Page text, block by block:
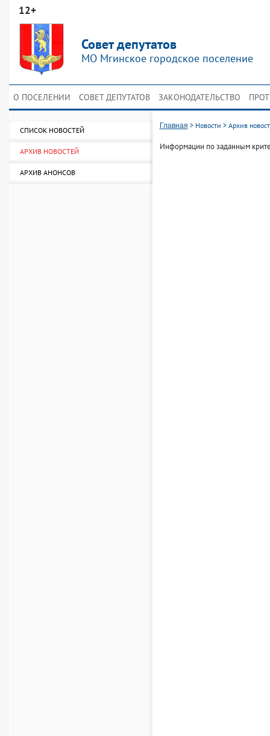
12+
Совет депутатов
МО Мгинское городское поселение
О ПОСЕЛЕНИИ СОВЕТ ДЕПУТАТОВ ЗАКОНОДАТЕЛЬСТВО
СПИСОК НОВОСТЕЙ
АРХИВ НОВОСТЕЙ
АРХИВ АНОНСОВ
Главная > Новости > Архив
Информации по заданным